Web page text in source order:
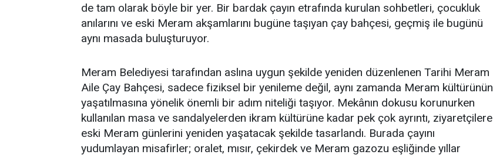
de tam olarak böyle bir yer. Bir bardak çayın etrafında kurulan sohbetleri, çocukluk
anılarını ve eski Meram akşamlarını bugüne taşıyan çay bahçesi, geçmiş ile bugünü
aynı masada buluşturuyor.
Meram Belediyesi tarafından aslına uygun şekilde yeniden düzenlenen Tarihi Meram
Aile Çay Bahçesi, sadece fiziksel bir yenileme değil, aynı zamanda Meram kültürünün
yaşatılmasına yönelik önemli bir adım niteliği taşıyor. Mekânın dokusu korunurken
kullanılan masa ve sandalyelerden ikram kültürüne kadar pek çok ayrıntı, ziyaretçilere
eski Meram günlerini yeniden yaşatacak şekilde tasarlandı. Burada çayını
yudumlayan misafirler; oralet, mısır, çekirdek ve Meram gazozu eşliğinde yıllar